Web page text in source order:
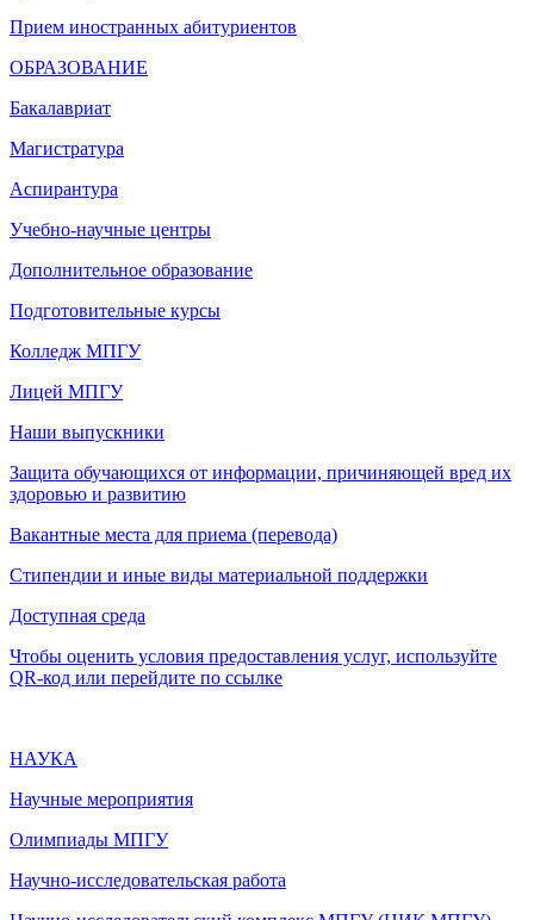
Прием иностранных абитуриентов
ОБРАЗОВАНИЕ
Бакалавриат
Магистратура
Аспирантура
Учебно-научные центры
Дополнительное образование
Подготовительные курсы
Колледж МПГУ
Лицей МПГУ
Наши выпускники
Защита обучающихся от информации, причиняющей вред их
здоровью и развитию
Вакантные места для приема (перевода)
Стипендии и иные виды материальной поддержки
Доступная среда
Чтобы оценить условия предоставления услуг, используйте
QR-код или перейдите по ссылке
НАУКА
Научные мероприятия
Олимпиады МПГУ
Научно-исследовательская работа